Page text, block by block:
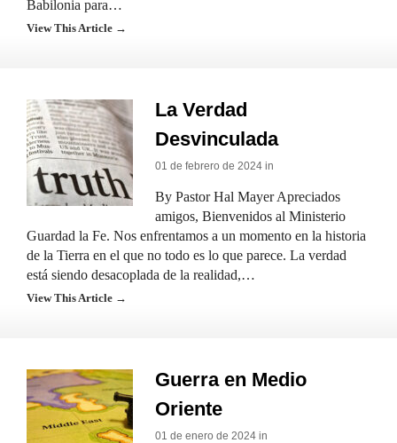
Babilonia para…
View This Article →
La Verdad
Desvinculada
01 de febrero de 2024 in
By Pastor Hal Mayer Apreciados
amigos, Bienvenidos al Ministerio
Guardad la Fe. Nos enfrentamos a un momento en la historia
de la Tierra en el que no todo es lo que parece. La verdad
está siendo desacoplada de la realidad,…
View This Article →
Guerra en Medio
Oriente
01 de enero de 2024 in